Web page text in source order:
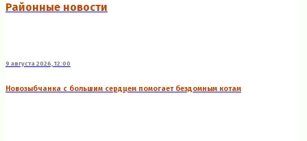
Районные новости
9 августа 2026, 12:00
Новозыбчанка с большим сердцем помогает бездомным котам